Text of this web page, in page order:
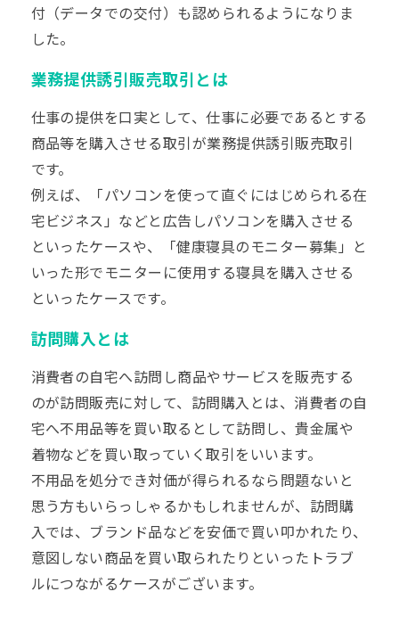
付（データでの交付）も認められるようになりま
した。
業務提供誘引販売取引とは
仕事の提供を口実として、仕事に必要であるとする
商品等を購入させる取引が業務提供誘引販売取引
です。
例えば、「パソコンを使って直ぐにはじめられる在
宅ビジネス」などと広告しパソコンを購入させる
といったケースや、「健康寝具のモニター募集」と
いった形でモニターに使用する寝具を購入させる
といったケースです。
訪問購入とは
消費者の自宅へ訪問し商品やサービスを販売する
のが訪問販売に対して、訪問購入とは、消費者の自
宅へ不用品等を買い取るとして訪問し、貴金属や
着物などを買い取っていく取引をいいます。
不用品を処分でき対価が得られるなら問題ないと
思う方もいらっしゃるかもしれませんが、訪問購
入では、ブランド品などを安価で買い叩かれたり、
意図しない商品を買い取られたりといったトラブ
ルにつながるケースがございます。